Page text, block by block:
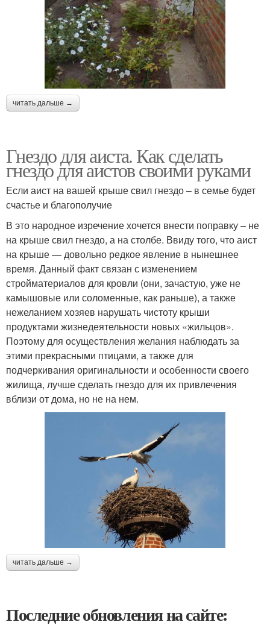
читать дальше →
Гнездо для аиста. Как сделать
гнездо для аистов своими руками
Если аист на вашей крыше свил гнездо – в семье будет
счастье и благополучие
В это народное изречение хочется внести поправку – не
на крыше свил гнездо, а на столбе. Ввиду того, что аист
на крыше — довольно редкое явление в нынешнее
время. Данный факт связан с изменением
стройматериалов для кровли (они, зачастую, уже не
камышовые или соломенные, как раньше), а также
нежеланием хозяев нарушать чистоту крыши
продуктами жизнедеятельности новых «жильцов».
Поэтому для осуществления желания наблюдать за
этими прекрасными птицами, а также для
подчеркивания оригинальности и особенности своего
жилища, лучше сделать гнездо для их привлечения
вблизи от дома, но не на нем.
читать дальше →
Последние обновления на сайте: